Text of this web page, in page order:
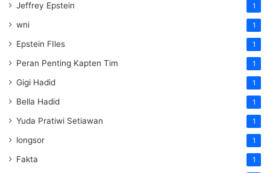
Jeffrey Epstein 1
wni 1
Epstein FIles 1
Peran Penting Kapten Tim 1
Gigi Hadid 1
Bella Hadid 1
Yuda Pratiwi Setiawan 1
longsor 1
Fakta 1